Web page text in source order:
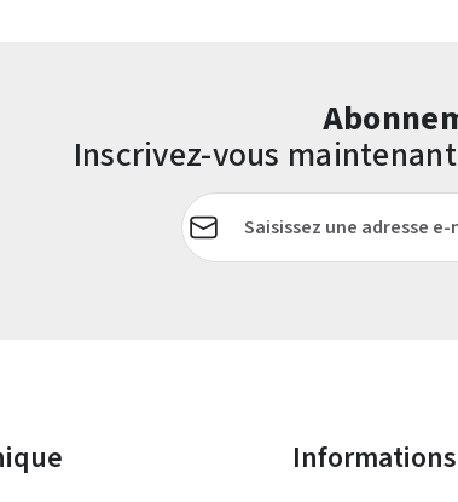
Inscrivez-vous
Adresse e-mail*
Informations